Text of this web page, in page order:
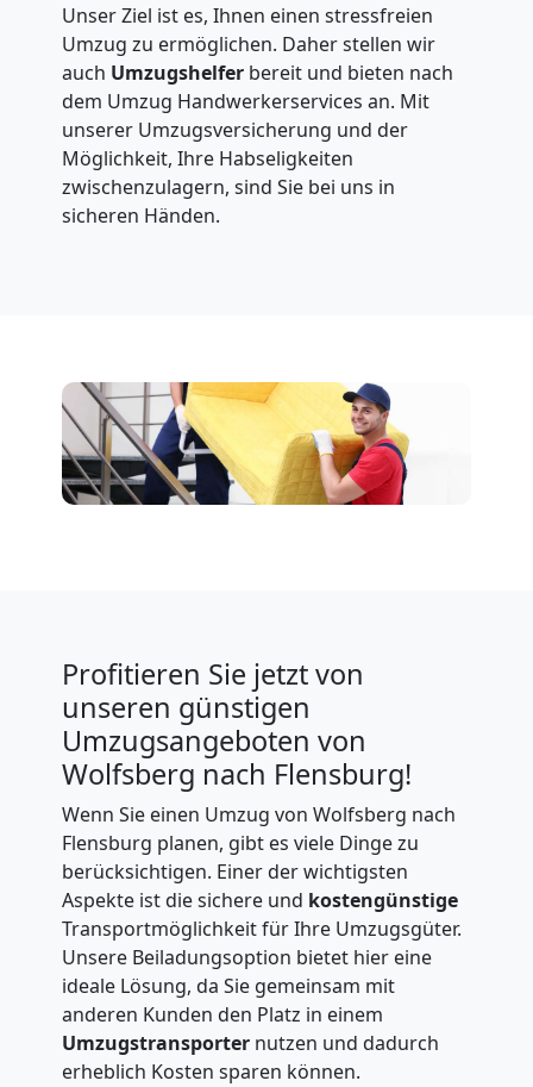
Unser Ziel ist es, Ihnen einen stressfreien
Umzug zu ermöglichen. Daher stellen wir
auch Umzugshelfer bereit und bieten nach
dem Umzug Handwerkerservices an. Mit
unserer Umzugsversicherung und der
Möglichkeit, Ihre Habseligkeiten
zwischenzulagern, sind Sie bei uns in
sicheren Händen.
Profitieren Sie jetzt von
unseren günstigen
Umzugsangeboten von
Wolfsberg nach Flensburg!
Wenn Sie einen Umzug von Wolfsberg nach
Flensburg planen, gibt es viele Dinge zu
berücksichtigen. Einer der wichtigsten
Aspekte ist die sichere und kostengünstige
Transportmöglichkeit für Ihre Umzugsgüter.
Unsere Beiladungsoption bietet hier eine
ideale Lösung, da Sie gemeinsam mit
anderen Kunden den Platz in einem
Umzugstransporter nutzen und dadurch
erheblich Kosten sparen können.